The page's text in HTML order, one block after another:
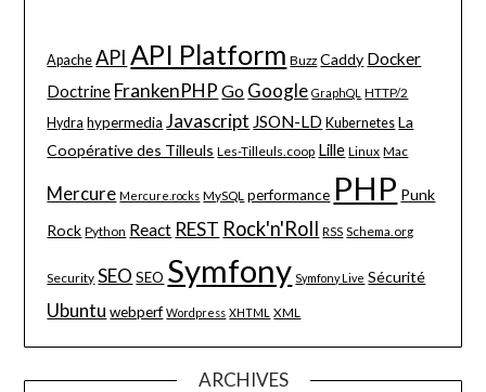
Apache API API Platform Buzz Caddy Docker
Doctrine FrankenPHP Go Google GraphQL HTTP/2
Hydra hypermedia Javascript JSON-LD Kubernetes La
Coopérative des Tilleuls Les-Tilleuls.coop Lille Linux Mac
Mercure Mercure.rocks MySQL performance PHP Punk
Rock Python React REST Rock'n'Roll RSS Schema.org
Security SEO SEO Symfony Symfony Live Sécurité
Ubuntu webperf Wordpress XHTML XML
ARCHIVES